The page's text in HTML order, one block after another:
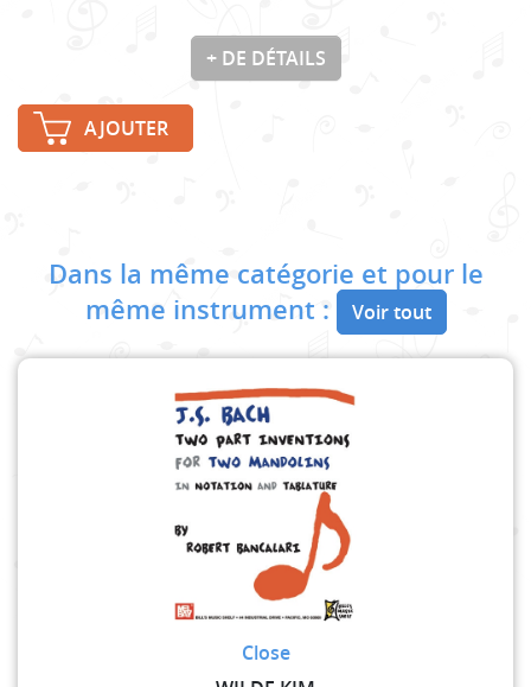
+ DE DÉTAILS
AJOUTER
Dans la même catégorie et pour le
même instrument :
Voir tout
Close